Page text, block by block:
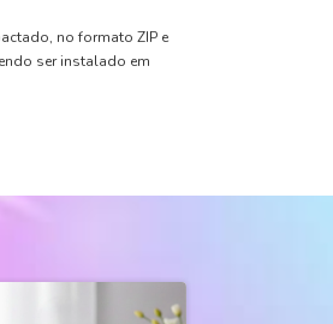
no formato ZIP e
ser instalado em